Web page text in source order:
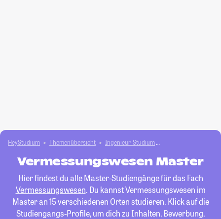
HeyStudium Themenübersicht Ingenieur-Studium
Vermessungswesen Master
Hier findest du alle Master-Studiengänge für das Fach
Vermessungswesen. Du kannst Vermessungswesen im
Master an 15 verschiedenen Orten studieren. Klick auf die
Studiengangs-Profile, um dich zu Inhalten, Bewerbung,